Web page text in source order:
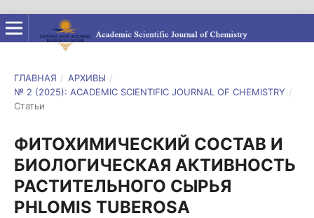
ГЛАВНАЯ / АРХИВЫ /
№ 2 (2025): ACADEMIC SCIENTIFIC JOURNAL OF CHEMISTRY /
Статьи
ФИТОХИМИЧЕСКИЙ СОСТАВ И
БИОЛОГИЧЕСКАЯ АКТИВНОСТЬ
РАСТИТЕЛЬНОГО СЫРЬЯ
PHLOMIS TUBEROSA